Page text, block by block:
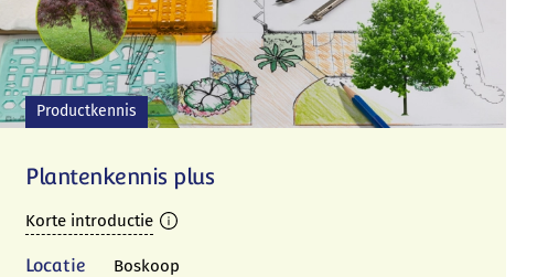
Productkennis
Plantenkennis plus
Korte introductie
Locatie Boskoop